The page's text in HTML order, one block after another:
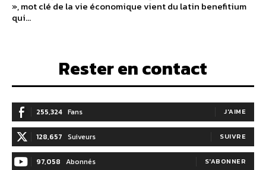
», mot clé de la vie économique vient du latin benefitium
qui...
Rester en contact
255,324 Fans J'AIME
128,657 Suiveurs SUIVRE
97,058 Abonnés S'ABONNER